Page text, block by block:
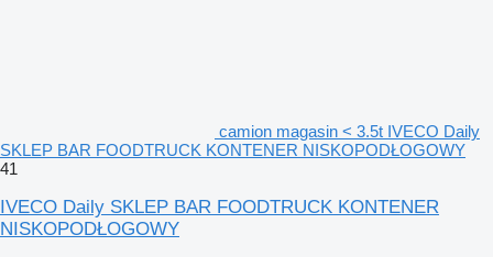
camion magasin < 3.5t IVECO Daily
SKLEP BAR FOODTRUCK KONTENER NISKOPODŁOGOWY
41
IVECO Daily SKLEP BAR FOODTRUCK KONTENER
NISKOPODŁOGOWY